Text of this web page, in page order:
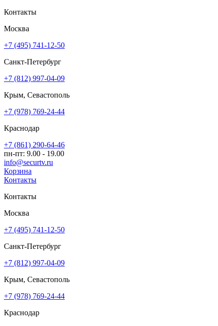
Контакты
Москва
+7 (495) 741-12-50
Санкт-Петербург
+7 (812) 997-04-09
Крым, Севастополь
+7 (978) 769-24-44
Краснодар
+7 (861) 290-64-46
пн-пт: 9.00 - 19.00
info@securtv.ru
Корзина
Контакты
Контакты
Москва
+7 (495) 741-12-50
Санкт-Петербург
+7 (812) 997-04-09
Крым, Севастополь
+7 (978) 769-24-44
Краснодар